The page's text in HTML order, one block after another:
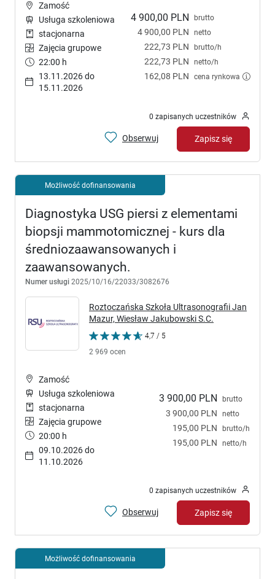
4 900,00 PLN brutto
4 900,00 PLN netto
222,73 PLN brutto/h
222,73 PLN netto/h
162,08 PLN cena rynkowa
Zamość
Usługa szkoleniowa
stacjonarna
Zajęcia grupowe
22:00 h
13.11.2026 do
15.11.2026
0 zapisanych uczestników
Obserwuj Zapisz się
Możliwość dofinansowania
Diagnostyka USG piersi z elementami
biopsji mammotomicznej - kurs dla
średniozaawansowanych i
zaawansowanych.
Numer usługi 2025/10/16/22033/3082676
Roztoczańska Szkoła Ultrasonografii Jan
Mazur, Wiesław Jakubowski S.C.
4,7 / 5
2 969 ocen
3 900,00 PLN brutto
3 900,00 PLN netto
195,00 PLN brutto/h
195,00 PLN netto/h
Zamość
Usługa szkoleniowa
stacjonarna
Zajęcia grupowe
20:00 h
09.10.2026 do
11.10.2026
0 zapisanych uczestników
Obserwuj Zapisz się
Możliwość dofinansowania